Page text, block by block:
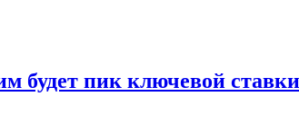
будет пик ключевой ставки